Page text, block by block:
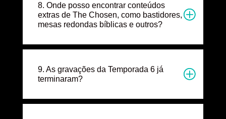
8. Onde posso encontrar conteúdos
extras de The Chosen, como bastidores,
mesas redondas bíblicas e outros?
9. As gravações da Temporada 6 já
terminaram?